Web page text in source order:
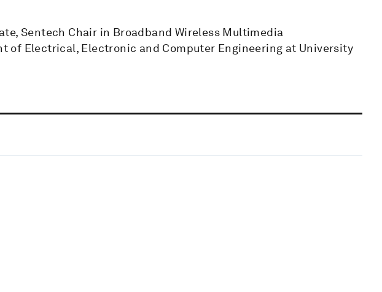
Sentech Chair in Broadband Wireless Multimedia
of Electrical, Electronic and Computer Engineering at University